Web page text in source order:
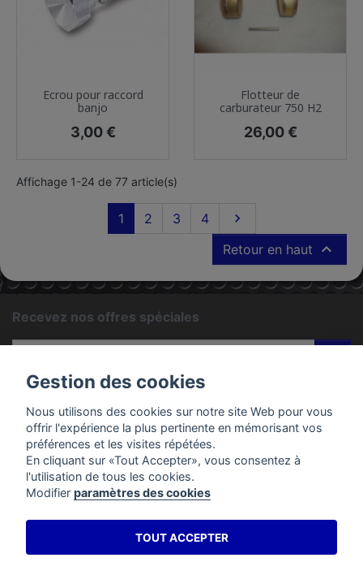
Ecrou pour raccord
banjo
Prix
3,00 €
Flotteur de
carburateur 750 H2
Prix
26,00 €
Affichage 1-24 de 77 article(s)
1 2 3 4 Suivant

Retour en haut 
Recevez nos offres spéciales
Vous pouvez vous désinscrire à tout moment. Vous trouverez
d'utilisation du site.
PRODUITS
Gestion des cookies
Nous utilisons des cookies sur notre site Web pour vous
offrir l'expérience la plus pertinente en mémorisant vos
préférences et les visites répétées.
En cliquant sur «Tout Accepter», vous consentez à
l'utilisation de tous les cookies.
Modifier paramètres des cookies
TOUT ACCEPTER